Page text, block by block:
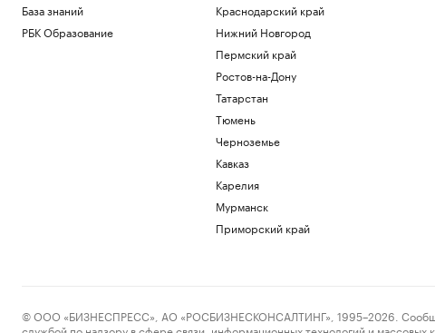
База знаний
РБК Образование
Краснодарский край
Нижний Новгород
Пермский край
Ростов-на-Дону
Татарстан
Тюмень
Черноземье
Кавказ
Карелия
Мурманск
Приморский край
© ООО «БИЗНЕСПРЕСС», АО «РОСБИЗНЕСКОНСАЛТИНГ», 1995–2026.